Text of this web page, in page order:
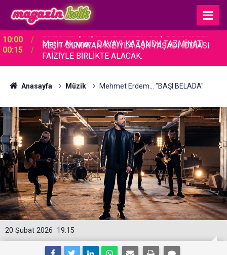
00:15
Metin Akpınar... DAVAYI KAZANDI! TAZMİNATI
FAİZİYLE BİRLİKTE ALACAK.
Anasayfa Müzik Mehmet Erdem… "BAŞI BELADA"
19:15
20 Şubat 2026